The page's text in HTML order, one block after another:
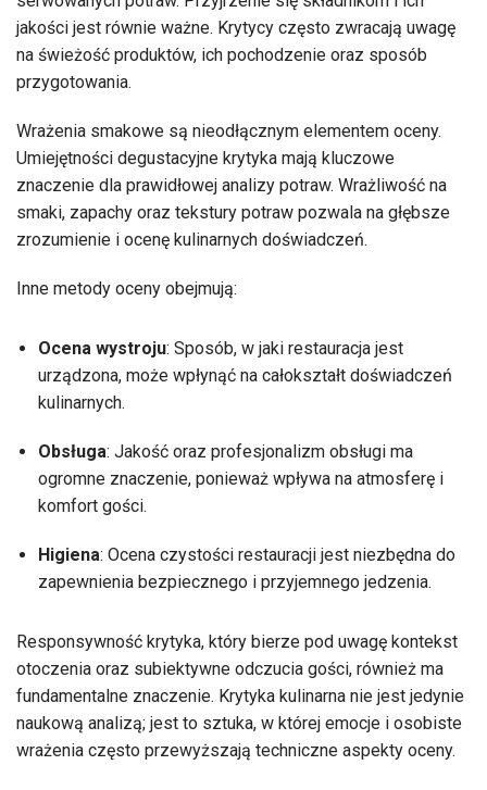
jakości jest równie ważne. Krytycy często zwracają uwagę
na świeżość produktów, ich pochodzenie oraz sposób
przygotowania.
Wrażenia smakowe są nieodłącznym elementem oceny.
Umiejętności degustacyjne krytyka mają kluczowe
znaczenie dla prawidłowej analizy potraw. Wrażliwość na
smaki, zapachy oraz tekstury potraw pozwala na głębsze
zrozumienie i ocenę kulinarnych doświadczeń.
Inne metody oceny obejmują:
Ocena wystroju: Sposób, w jaki restauracja jest
urządzona, może wpłynąć na całokształt doświadczeń
kulinarnych.
Obsługa: Jakość oraz profesjonalizm obsługi ma
ogromne znaczenie, ponieważ wpływa na atmosferę i
komfort gości.
Higiena: Ocena czystości restauracji jest niezbędna do
zapewnienia bezpiecznego i przyjemnego jedzenia.
Responsywność krytyka, który bierze pod uwagę kontekst
otoczenia oraz subiektywne odczucia gości, również ma
fundamentalne znaczenie. Krytyka kulinarna nie jest jedynie
naukową analizą; jest to sztuka, w której emocje i osobiste
wrażenia często przewyższają techniczne aspekty oceny.